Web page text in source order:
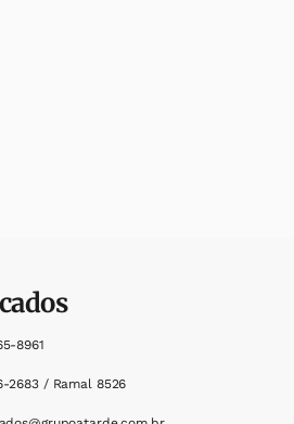
8961
2683 / Ramal 8526